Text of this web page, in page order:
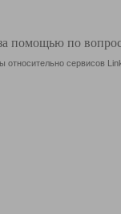
помощью по
относительно сервисов